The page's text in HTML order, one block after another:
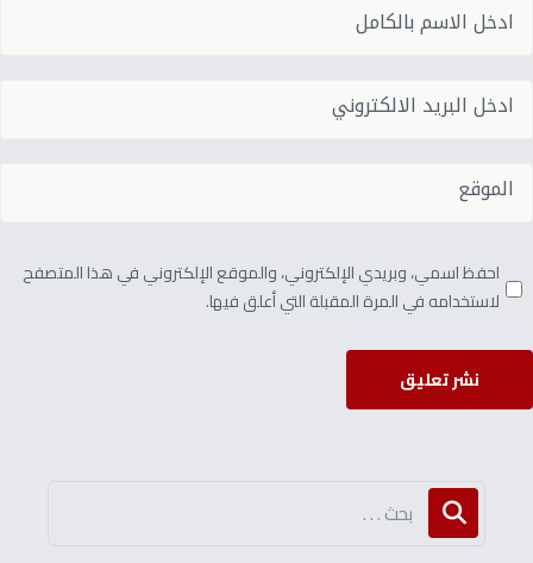
احفظ اسمي، وبريدي الإلكتروني، والموقع الإلكتروني في هذا المتصفح
لاستخدامه في المرة المقبلة التي أعلق فيها.
نشر تعليق